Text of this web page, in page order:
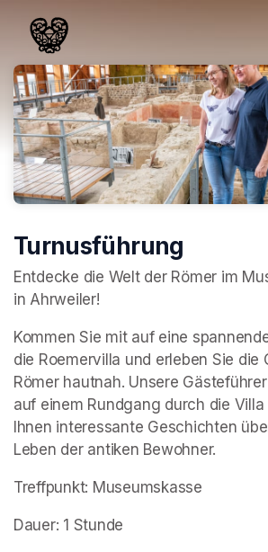
Turnusführung
Entdecke die Welt der Römer im
in Ahrweiler!
Kommen Sie mit auf eine
die Roemervilla und erleben Sie die
Römer hautnah. Unsere
auf einem Rundgang durch die Villa
Ihnen interessante Geschichten
Leben der antiken Bewohner.
Treffpunkt: Museumskasse
Dauer: 1 Stunde